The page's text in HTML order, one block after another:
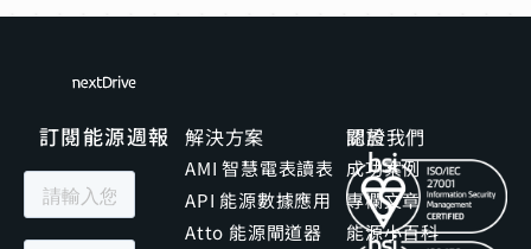
訂閱能源週報 解決方案
AMI 智慧電表讀表
API 能源數據應用
Atto 能源閘道器
關於我們
成功案例
專欄文章
能源小百科
認證